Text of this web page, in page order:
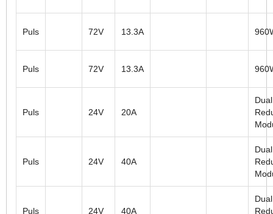
Puls 72V 13.3A
Puls 72V 13.3A
Puls 24V 20A
Puls 24V 40A
Puls 24V 40A